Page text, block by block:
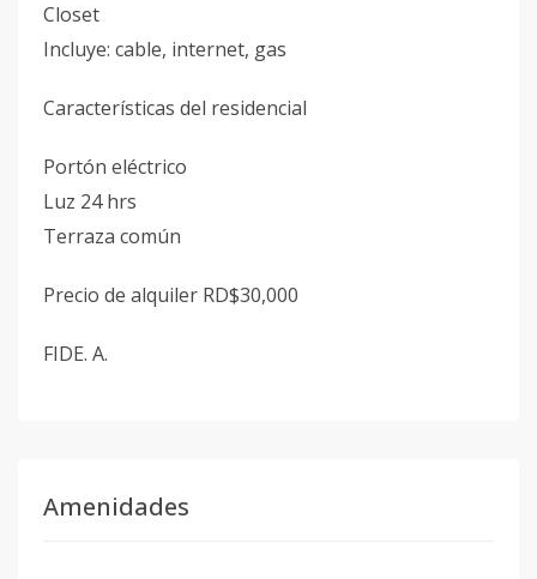
Closet
Incluye: cable, internet, gas
Características del residencial
Portón eléctrico
Luz 24 hrs
Terraza común
Precio de alquiler RD$30,000
FIDE. A.
Amenidades